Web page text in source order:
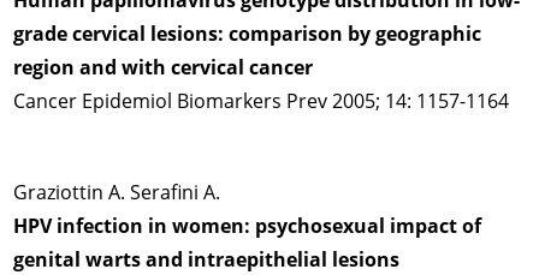
grade cervical lesions: comparison by geographic
region and with cervical cancer
Cancer Epidemiol Biomarkers Prev 2005; 14: 1157-1164
Graziottin A. Serafini A.
HPV infection in women: psychosexual impact of
genital warts and intraepithelial lesions